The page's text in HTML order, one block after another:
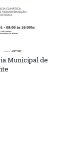
Municipal de